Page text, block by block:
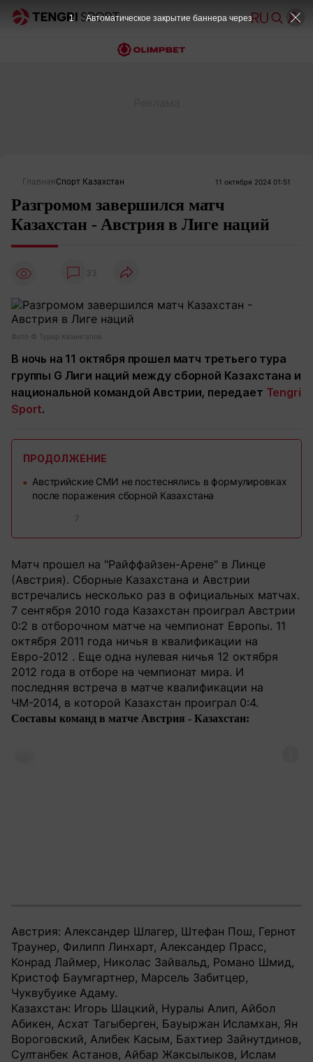
Главная Спорт Казахстан 11 октября 2024 01:51
Разгромом завершился матч
Казахстан - Австрия в Лиге наций
33
Фото ©️ Турар Казангапов
В ночь на 11 октября прошел матч третьего тура
группы G Лиги наций между сборной Казахстана и
национальной командой Австрии, передает Tengri
Sport.
ПРОДОЛЖЕНИЕ
■
Австрийские СМИ не постеснялись в формулировках
после поражения сборной Казахстана
7
Матч прошел на "Райффайзен-Арене" в Линце
(Австрия). Сборные Казахстана и Австрии
встречались несколько раз в официальных матчах.
7 сентября 2010 года Казахстан проиграл Австрии
0:2 в отборочном матче на чемпионат Европы. 11
октября 2011 года ничья в квалификации на
Евро-2012 . Еще одна нулевая ничья 12 октября
2012 года в отборе на чемпионат мира. И
последняя встреча в матче квалификации на
ЧМ-2014, в которой Казахстан проиграл 0:4.
Составы команд в матче Австрия - Казахстан:
Австрия: Александер Шлагер, Штефан Пош, Гернот
Траунер, Филипп Линхарт, Александер Прасс,
Конрад Лаймер, Николас Зайвальд, Романо Шмид,
Кристоф Баумгартнер, Марсель Забитцер,
Чуквубуике Адаму.
Казахстан: Игорь Шацкий, Нуралы Алип, Айбол
Абикен, Асхат Тагыберген, Бауыржан Исламхан, Ян
Вороговский, Алибек Касым, Бахтиер Зайнутдинов,
Султанбек Астанов, Айбар Жаксылыков, Ислам